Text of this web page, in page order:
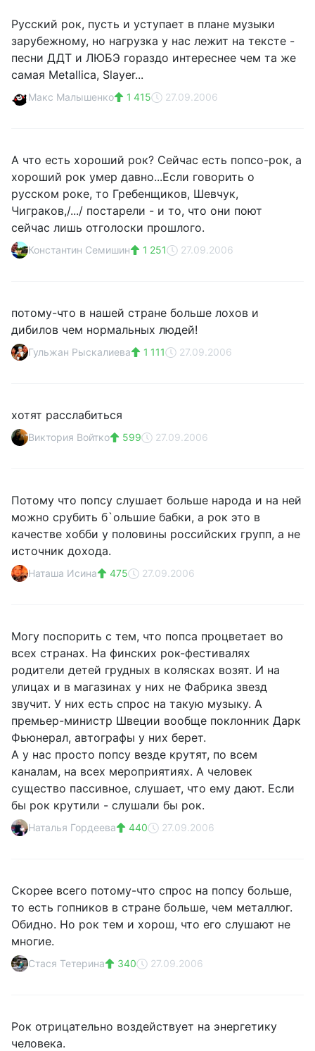
Русский рок, пусть и уступает в плане музыки
зарубежному, но нагрузка у нас лежит на тексте -
песни ДДТ и ЛЮБЭ гораздо интереснее чем та же
самая Metallica, Slayer...
Макс Малышенко 1 415 27.09.2006
А что есть хороший рок? Сейчас есть попсо-рок, а
хороший рок умер давно...Если говорить о
русском роке, то Гребенщиков, Шевчук,
Чиграков,/.../ постарели - и то, что они поют
сейчас лишь отголоски прошлого.
Константин Семишин 1 251 27.09.2006
потому-что в нашей стране больше лохов и
дибилов чем нормальных людей!
Гульжан Рыскалиева 1 111 27.09.2006
хотят расслабиться
Виктория Войтко 599 27.09.2006
Потому что попсу слушает больше народа и на ней
можно срубить б`ольшие бабки, а рок это в
качестве хобби у половины российских групп, а не
источник дохода.
Наташа Исина 475 27.09.2006
Могу поспорить с тем, что попса процветает во
всех странах. На финских рок-фестивалях
родители детей грудных в колясках возят. И на
улицах и в магазинах у них не Фабрика звезд
звучит. У них есть спрос на такую музыку. А
премьер-министр Швеции вообще поклонник Дарк
Фьюнерал, автографы у них берет.
А у нас просто попсу везде крутят, по всем
каналам, на всех мероприятиях. А человек
существо пассивное, слушает, что ему дают. Если
бы рок крутили - слушали бы рок.
Наталья Гордеева 440 27.09.2006
Скорее всего потому-что спрос на попсу больше,
то есть гопников в стране больше, чем металлюг.
Обидно. Но рок тем и хорош, что его слушают не
многие.
Cтася Тетерина 340 27.09.2006
Рок отрицательно воздействует на энергетику
человека.